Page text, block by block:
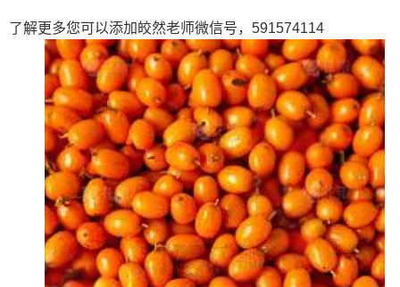
了解更多您可以添加皎然老师微信号，591574114